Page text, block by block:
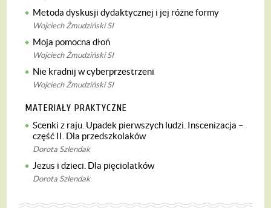
Metoda dyskusji dydaktycznej i jej różne formy
Wojciech Żmudziński SI
Moja pomocna dłoń
Wojciech Żmudziński SI
Nie kradnij w cyberprzestrzeni
Wojciech Żmudziński SI
MATERIAŁY PRAKTYCZNE
Scenki z raju. Upadek pierwszych ludzi. Inscenizacja –
część II. Dla przedszkolaków
Dorota Szlendak
Jezus i dzieci. Dla pięciolatków
Dorota Szlendak